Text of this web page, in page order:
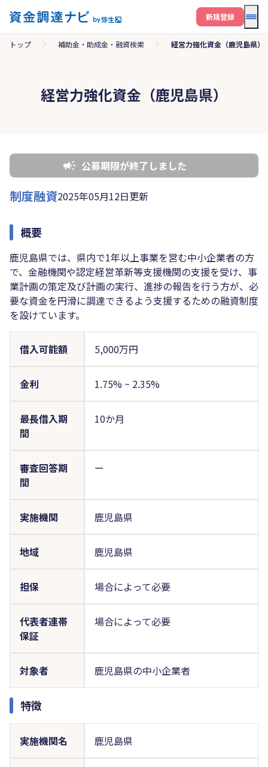
メ
新規登録
トップ 補助金・助成金・融資検索 経営力強化資金（鹿児島県）
経営力強化資金（鹿児島県）
公募期限が終了しました
制度融資2025年05月12日更新
概要
鹿児島県では、県内で1年以上事業を営む中小企業者の方
で、金融機関や認定経営革新等支援機関の支援を受け、事
業計画の策定及び計画の実行、進捗の報告を行う方が、必
要な資金を円滑に調達できるよう支援するための融資制度
を設けています。
借入可能額 5,000万円
金利 1.75% ~ 2.35%
最長借入期
間
10か月
審査回答期
間
ー
実施機関 鹿児島県
地域 鹿児島県
担保 場合によって必要
代表者連帯
保証
場合によって必要
対象者 鹿児島県の中小企業者
特徴
実施機関名 鹿児島県